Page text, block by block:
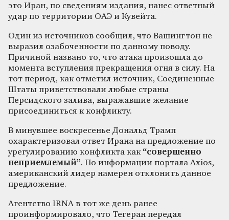
это Иран, по сведениям издания, нанес ответный
удар по территории ОАЭ и Кувейта.
Один из источников сообщил, что Вашингтон не
выразил озабоченности по данному поводу.
Причиной названо то, что атака произошла до
момента вступления прекращения огня в силу. На
тот период, как отметил источник, Соединенные
Штаты приветствовали любые страны
Персидского залива, выражавшие желание
присоединиться к конфликту.
В минувшее воскресенье Дональд Трамп
охарактеризовал ответ Ирана на предложение по
урегулированию конфликта как“совершенно
неприемлемый”. По информации портала Axios,
американский лидер намерен отклонить данное
предложение.
Агентство IRNA в тот же день ранее
проинформировало, что Тегеран передал